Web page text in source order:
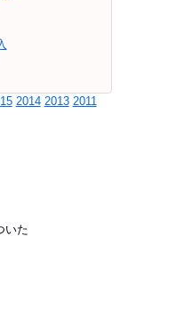
2014 2013 2011
いた